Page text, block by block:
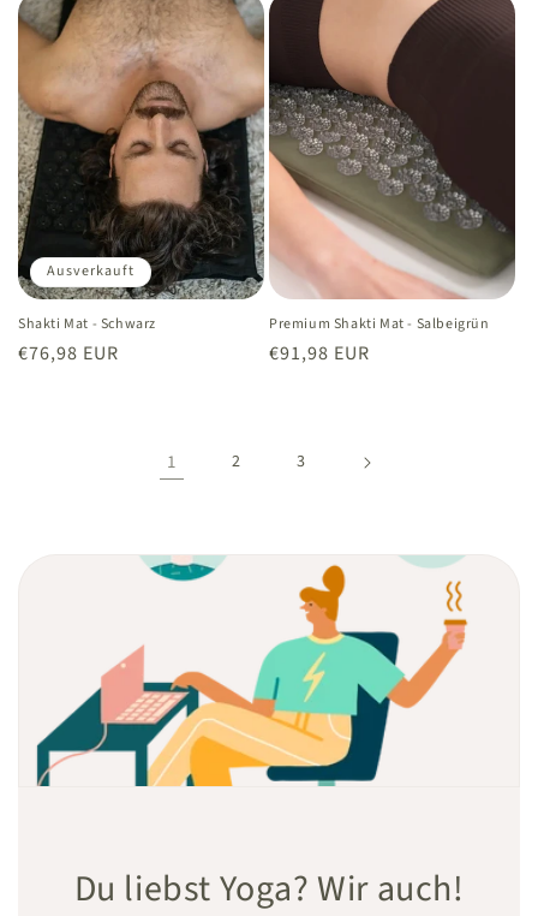
Ausverkauft
Shakti Mat - Schwarz
Normaler
€76,98 EUR
Premium Shakti Mat - Salbeigrün
Normaler
€91,98 EUR
1 2 3
Du liebst Yoga? Wir auch!